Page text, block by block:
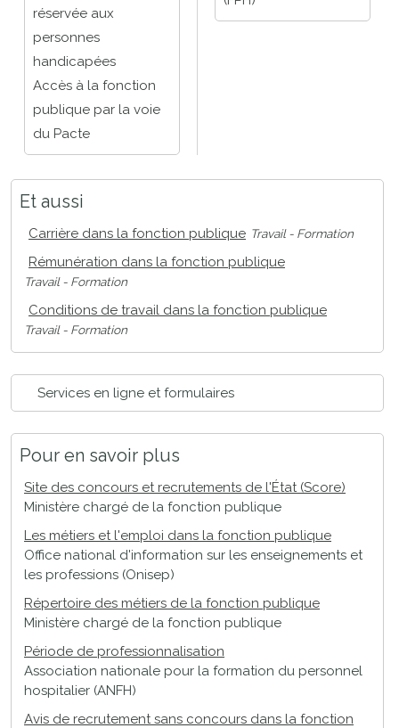
réservée aux
personnes
handicapées
Accès à la fonction
publique par la voie
du Pacte
Et aussi
Carrière dans la fonction publique Travail - Formation
Rémunération dans la fonction publique
Travail - Formation
Conditions de travail dans la fonction publique
Travail - Formation
Services en ligne et formulaires
Pour en savoir plus
Site des concours et recrutements de l'État (Score)
Ministère chargé de la fonction publique
Les métiers et l'emploi dans la fonction publique
Office national d'information sur les enseignements et
les professions (Onisep)
Répertoire des métiers de la fonction publique
Ministère chargé de la fonction publique
Période de professionnalisation
Association nationale pour la formation du personnel
hospitalier (ANFH)
Avis de recrutement sans concours dans la fonction